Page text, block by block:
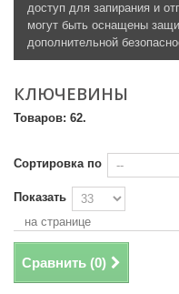
доступ для запирания и
могут быть оснащены
дополнительной
КЛЮЧЕВИНЫ
Товаров: 62.
Сортировка по
Показать
на странице
Сравнить (0)